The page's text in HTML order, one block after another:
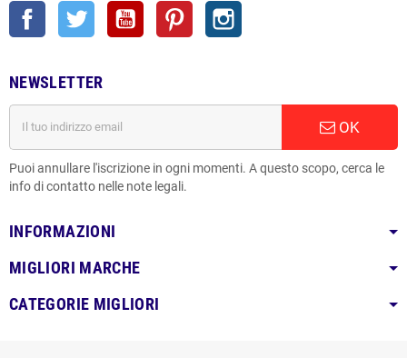
Facebook Twitter YouTube Pinterest
NEWSLETTER
OK
Puoi annullare l'iscrizione in ogni momenti. A questo scopo, cerca le
info di contatto nelle note legali.
INFORMAZIONI
MIGLIORI MARCHE
CATEGORIE MIGLIORI